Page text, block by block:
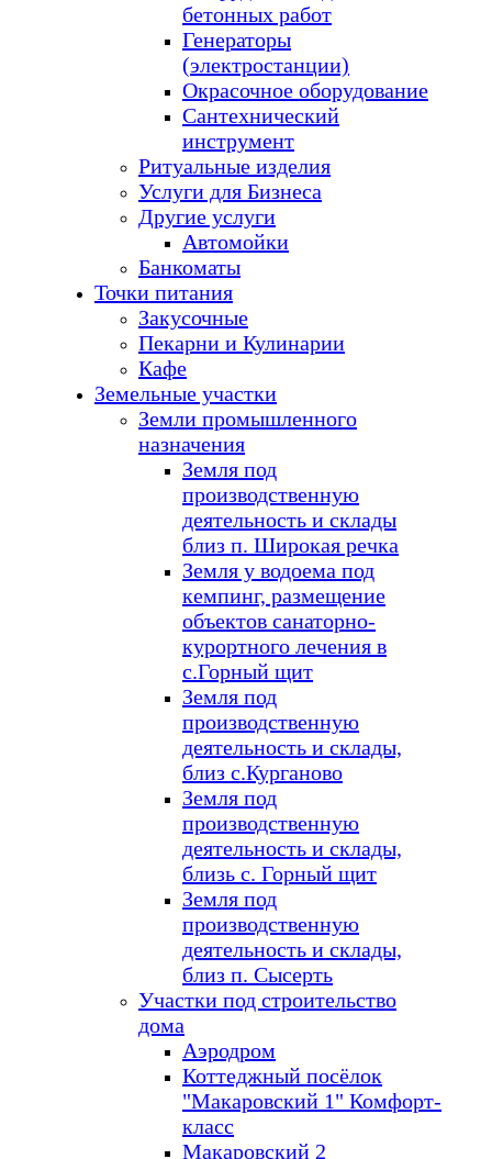
бетонных работ
Генераторы
(электростанции)
Окрасочное оборудование
Сантехнический
инструмент
Ритуальные изделия
Услуги для Бизнеса
Другие услуги
Автомойки
Банкоматы
Точки питания
Закусочные
Пекарни и Кулинарии
Кафе
Земельные участки
Земли промышленного
назначения
Земля под
производственную
деятельность и склады
близ п. Широкая речка
Земля у водоема под
кемпинг, размещение
объектов санаторно-
курортного лечения в
с.Горный щит
Земля под
производственную
деятельность и склады,
близ с.Курганово
Земля под
производственную
деятельность и склады,
близь с. Горный щит
Земля под
производственную
деятельность и склады,
близ п. Сысерть
Участки под строительство
дома
Аэродром
Коттеджный посёлок
"Макаровский 1" Комфорт-
класс
Макаровский 2